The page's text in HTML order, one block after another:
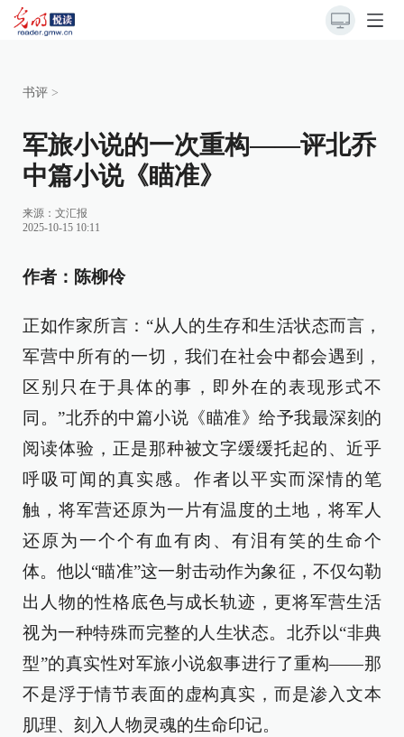
书评 >
军旅小说的一次重构——评北乔
中篇小说《瞄准》
来源：文汇报
2025-10-15 10:11
作者：陈柳伶
正如作家所言：“从人的生存和生活状态而言，
军营中所有的一切，我们在社会中都会遇到，
区别只在于具体的事，即外在的表现形式不
同。”北乔的中篇小说《瞄准》给予我最深刻的
阅读体验，正是那种被文字缓缓托起的、近乎
呼吸可闻的真实感。作者以平实而深情的笔
触，将军营还原为一片有温度的土地，将军人
还原为一个个有血有肉、有泪有笑的生命个
体。他以“瞄准”这一射击动作为象征，不仅勾勒
出人物的性格底色与成长轨迹，更将军营生活
视为一种特殊而完整的人生状态。北乔以“非典
型”的真实性对军旅小说叙事进行了重构——那
不是浮于情节表面的虚构真实，而是渗入文本
肌理、刻入人物灵魂的生命印记。